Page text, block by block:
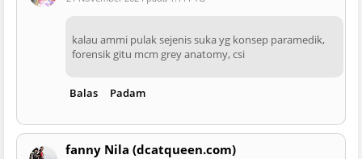
kalau ammi pulak sejenis suka yg konsep paramedik,
forensik gitu mcm grey anatomy, csi
Balas Padam
fanny Nila (dcatqueen.com)